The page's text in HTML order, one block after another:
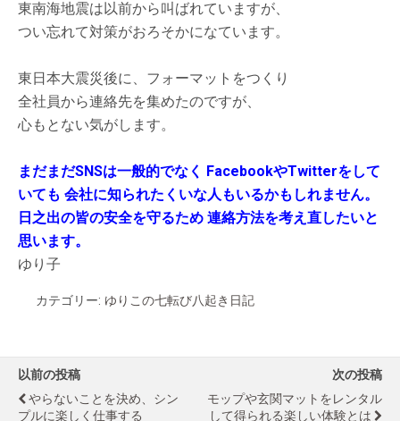
東南海地震は以前から叫ばれていますが、
つい忘れて対策がおろそかになています。
東日本大震災後に、フォーマットをつくり
全社員から連絡先を集めたのですが、
心もとない気がします。
まだまだSNSは一般的でなく FacebookやTwitterをして
いても 会社に知られたくいな人もいるかもしれません。
日之出の皆の安全を守るため 連絡方法を考え直したいと
思います。
ゆり子
カテゴリー: ゆりこの七転び八起き日記
以前の投稿
やらないことを決め、シン
プルに楽しく仕事する
次の投稿
モップや玄関マットをレンタル
して得られる楽しい体験とは